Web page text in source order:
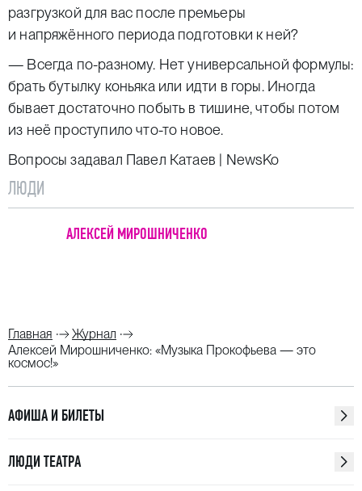
разгрузкой для вас после премьеры
и напряжённого периода подготовки к ней?
— Всегда по-разному. Нет универсальной формулы:
брать бутылку коньяка или идти в горы. Иногда
бывает достаточно побыть в тишине, чтобы потом
из неё проступило что-то новое.
Вопросы задавал Павел Катаев | NewsKo
ЛЮДИ
АЛЕКСЕЙ МИРОШНИЧЕНКО
Главная
Журнал
Алексей Мирошниченко: «Музыка Прокофьева — это
космос!»
АФИША И БИЛЕТЫ
ЛЮДИ ТЕАТРА